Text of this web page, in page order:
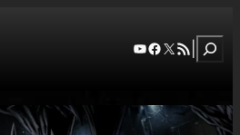
YouTube
Facebook
X RSS Feed